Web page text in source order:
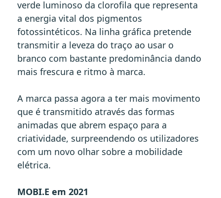
verde luminoso da clorofila que representa
a energia vital dos pigmentos
fotossintéticos. Na linha gráfica pretende
transmitir a leveza do traço ao usar o
branco com bastante predominância dando
mais frescura e ritmo à marca.
A marca passa agora a ter mais movimento
que é transmitido através das formas
animadas que abrem espaço para a
criatividade, surpreendendo os utilizadores
com um novo olhar sobre a mobilidade
elétrica.
MOBI.E em 2021